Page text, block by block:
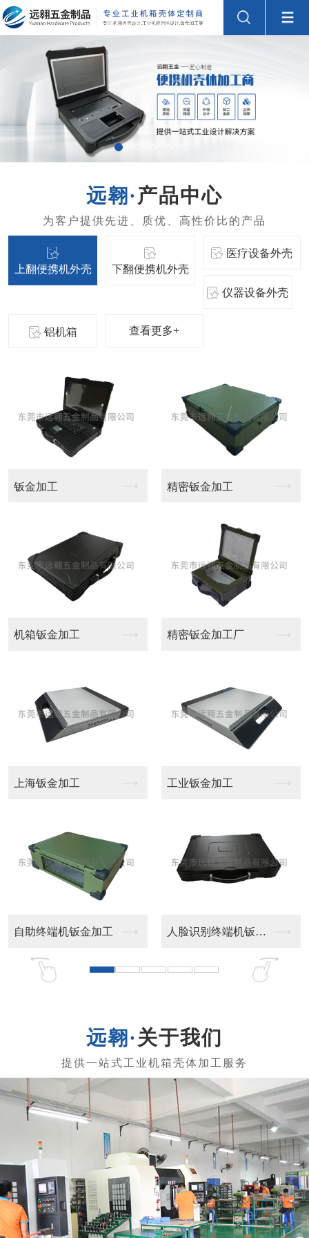
产品中心
上翻便携机外壳 下翻便携机外壳
医疗设备外壳
仪器设备外壳
铝机箱 查看更多+
加工 精密钣金加工
钣金加工 精密钣金加工厂
钣金加工 工业钣金加工
终端机钣金加工 人脸识别终端机钣金加...
大型
铝型
广州
工业
关于我们